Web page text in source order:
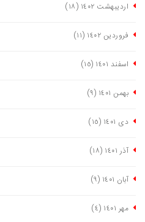
اردیبهشت ١٤٠٢ (١٨)
فروردین ١٤٠٢ (١١)
اسفند ١٤٠١ (١٥)
بهمن ١٤٠١ (٩)
دی ١٤٠١ (١٥)
آذر ١٤٠١ (١٨)
آبان ١٤٠١ (٩)
مهر ١٤٠١ (٤)